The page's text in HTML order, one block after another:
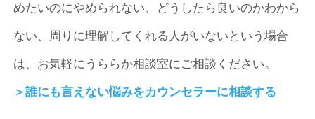
めたいのにやめられない、どうしたら良いのかわから
ない、周りに理解してくれる人がいないという場合
は、お気軽にうららか相談室にご相談ください。
＞誰にも言えない悩みをカウンセラーに相談する